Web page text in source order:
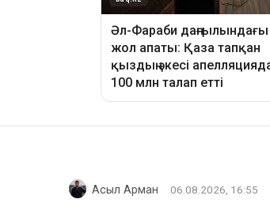
Асыл Арман 06.08.2026, 16:55